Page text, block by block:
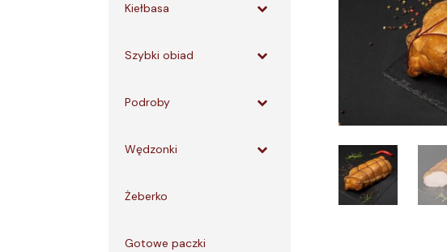
Kiełbasa
Szybki obiad
Podroby
Wędzonki
Żeberko
Gotowe paczki